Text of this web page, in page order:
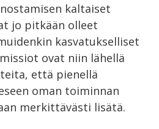
kaltaiset
jo pitkään olleet
kasvatukselliset
ovat niin lähellä
että pienellä
oman toiminnan
merkittävästi lisätä.